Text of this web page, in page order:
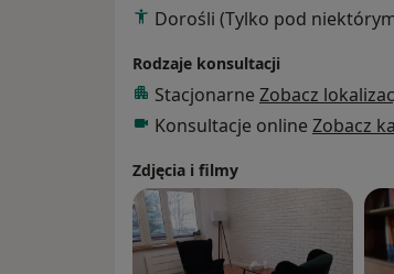
Dorośli (Tylko pod
Rodzaje konsultacji
Stacjonarne Zobacz
Konsultacje online Zobacz
Zdjęcia i filmy